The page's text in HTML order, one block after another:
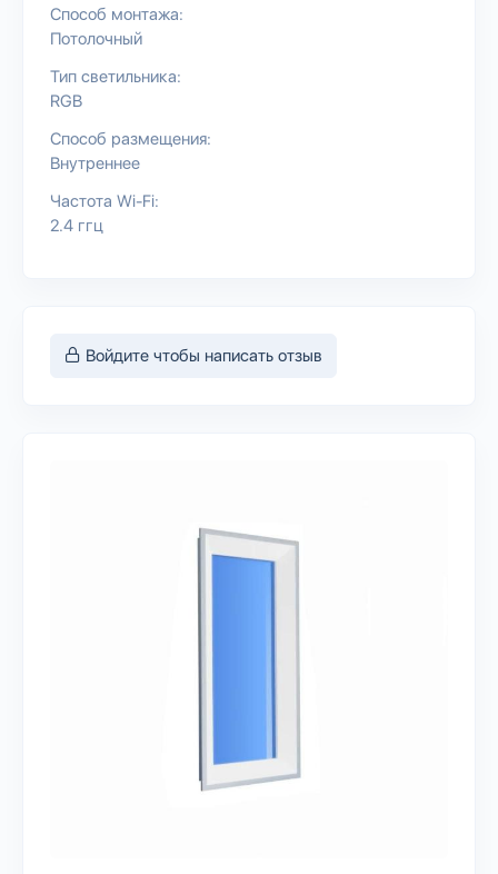
Способ монтажа:
Потолочный
Тип светильника:
RGB
Способ размещения:
Внутреннее
Частота Wi-Fi:
2.4 ггц
Войдите чтобы написать отзыв